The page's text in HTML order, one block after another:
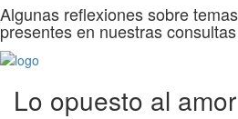
Algunas reflexiones sobre
presentes en nuestras consultas
Lo opuesto al